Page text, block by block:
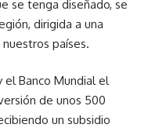
se tenga diseñado, se
dirigida a una
países.
el Banco Mundial el
de unos 500
un subsidio